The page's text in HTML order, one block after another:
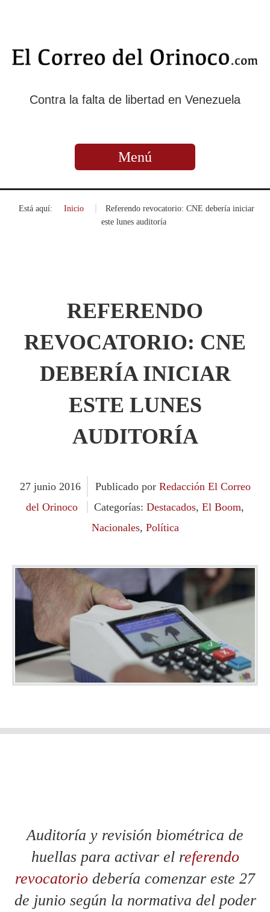
Contra la falta de libertad en Venezuela
Menú
Está aquí: Inicio
Referendo revocatorio: CNE debería iniciar
este lunes auditoría
REFERENDO
REVOCATORIO: CNE
DEBERÍA INICIAR
ESTE LUNES
AUDITORÍA
27 junio 2016 Publicado por Redacción El Correo
del Orinoco
Categorías: Destacados, El Boom,
Nacionales, Política
Auditoría y revisión biométrica de
huellas para activar el referendo
revocatorio debería comenzar este 27
de junio según la normativa del poder